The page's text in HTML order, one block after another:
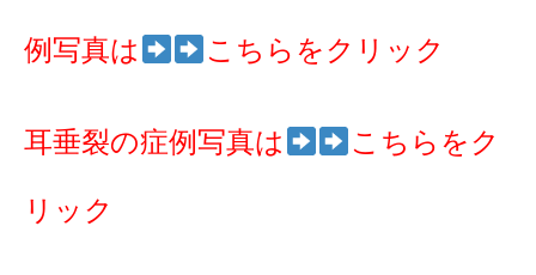
例写真は こちらをクリック
耳垂裂の症例写真は こちらをク
リック